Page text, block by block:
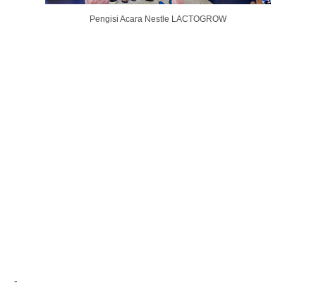
Pengisi Acara Nestle LACTOGROW
-